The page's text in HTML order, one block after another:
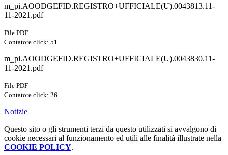
m_pi.AOODGEFID.REGISTRO+UFFICIALE(U).0043813.11-
11-2021.pdf
File PDF
Contatore click: 51
m_pi.AOODGEFID.REGISTRO+UFFICIALE(U).0043830.11-
11-2021.pdf
File PDF
Contatore click: 26
Notizie
Questo sito o gli strumenti terzi da questo utilizzati si avvalgono di
cookie necessari al funzionamento ed utili alle finalità illustrate nella
COOKIE POLICY.